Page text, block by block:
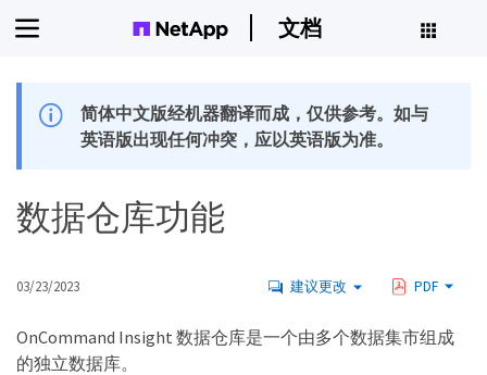
文档
简体中文版经机器翻译而成，仅供参考。如与
英语版出现任何冲突，应以英语版为准。
数据仓库功能
03/23/2023 建议更改 PDF
OnCommand Insight 数据仓库是一个由多个数据集市组成
的独立数据库。